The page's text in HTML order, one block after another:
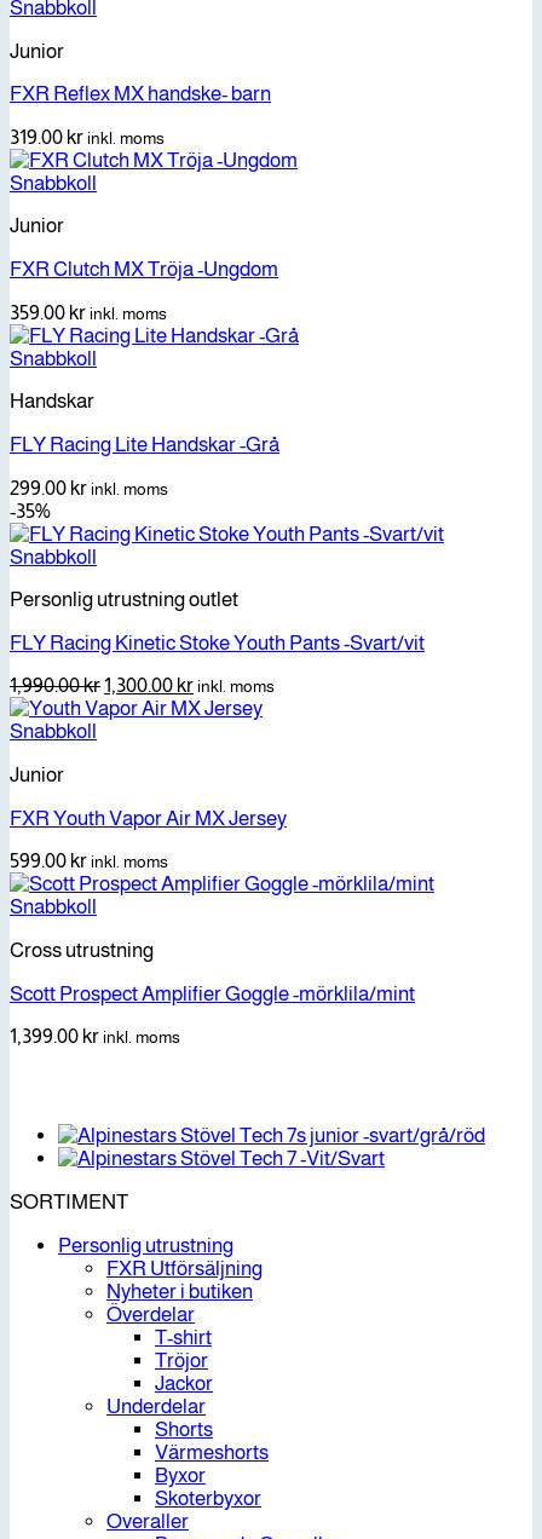
Snabbkoll
Junior
FXR Reflex MX handske- barn
319.00 krinkl. moms
Snabbkoll
Junior
FXR Clutch MX Tröja -Ungdom
359.00 krinkl. moms
Snabbkoll
Handskar
FLY Racing Lite Handskar -Grå
299.00 krinkl. moms
-35%
Snabbkoll
Personlig utrustning outlet
FLY Racing Kinetic Stoke Youth Pants -Svart/vit
1,990.00krDet
ursprungliga
1,300.00 krDet
nuvarande
inkl. moms
Snabbkoll
Junior
FXR Youth Vapor Air MX Jersey
599.00 krinkl. moms
Snabbkoll
Cross utrustning
Scott Prospect Amplifier Goggle -mörklila/mint
1,399.00 krinkl. moms
SORTIMENT
Personlig utrustning
FXR Utförsäljning
Nyheter i butiken
Överdelar
T-shirt
Tröjor
Jackor
Underdelar
Shorts
Värmeshorts
Byxor
Skoterbyxor
Overaller